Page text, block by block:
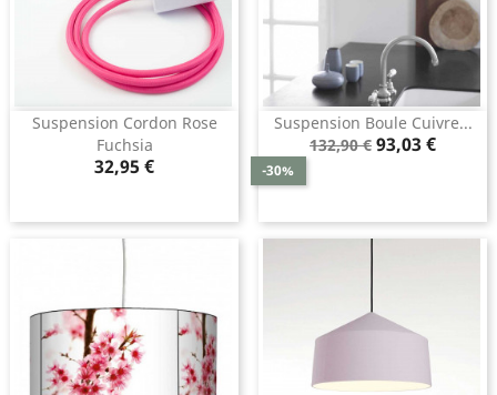
Suspension Cordon Rose
Fuchsia
Prix
32,95 €
Suspension Boule Cuivre...
Prix
132,90 €
-30%
Prix
93,03 €